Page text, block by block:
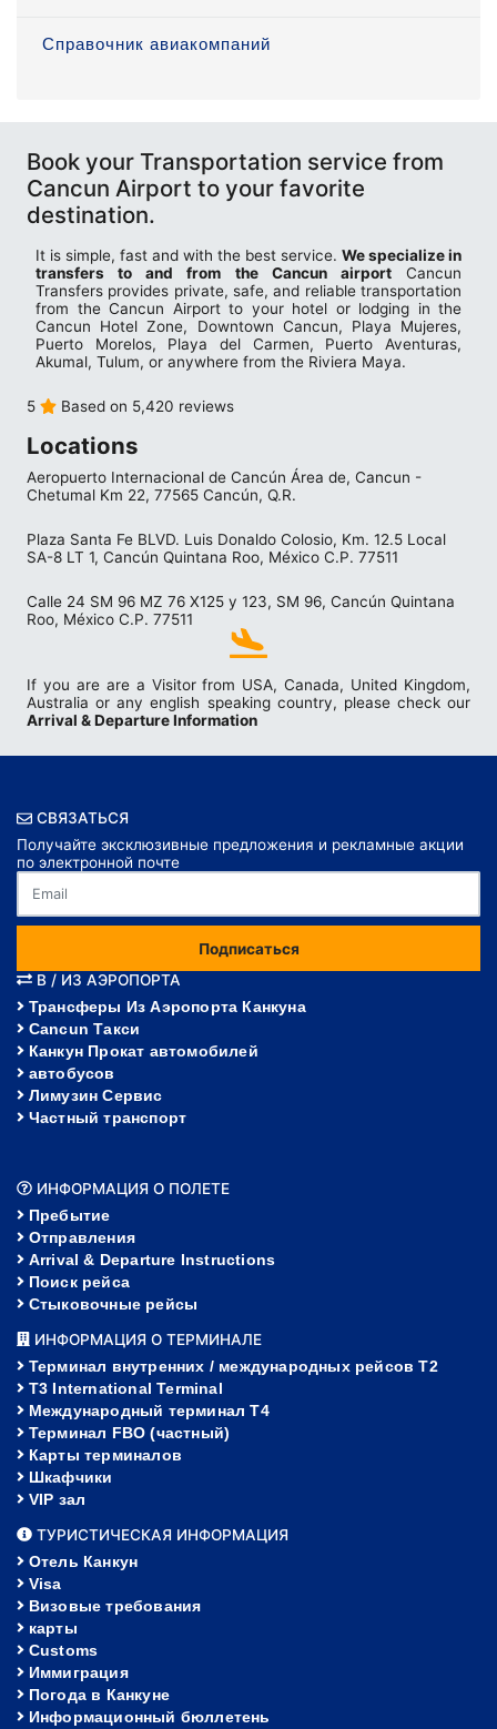
Справочник авиакомпаний
Book your Transportation service from
Cancun Airport to your favorite
destination.
It is simple, fast and with the best service. We specialize in
transfers to and from the Cancun airportCancun
Transfers provides private, safe, and reliable transportation
from the Cancun Airport to your hotel or lodging in the
Cancun Hotel Zone, Downtown Cancun, Playa Mujeres,
Puerto Morelos, Playa del Carmen, Puerto Aventuras,
Akumal, Tulum, or anywhere from the Riviera Maya.
5 Based on 5,420 reviews
Locations
Aeropuerto Internacional de Cancún Área de, Cancun -
Chetumal Km 22, 77565 Cancún, Q.R.
Plaza Santa Fe BLVD. Luis Donaldo Colosio, Km. 12.5 Local
SA-8 LT 1, Cancún Quintana Roo, México C.P. 77511
Calle 24 SM 96 MZ 76 X125 y 123, SM 96, Cancún Quintana
Roo, México C.P. 77511
If you are are a Visitor from USA, Canada, United Kingdom,
Australia or any english speaking country, please check our
Arrival & Departure Information
СВЯЗАТЬСЯ
Получайте эксклюзивные предложения и рекламные акции
по электронной почте
Подписаться
В / ИЗ АЭРОПОРТА
Трансферы Из Аэропорта Канкуна
Cancun Такси
Канкун Прокат автомобилей
автобусов
Лимузин Сервис
Частный транспорт
ИНФОРМАЦИЯ О ПОЛЕТЕ
Пребытие
Отправления
Arrival & Departure Instructions
Поиск рейса
Стыковочные рейсы
ИНФОРМАЦИЯ О ТЕРМИНАЛЕ
Терминал внутренних / международных рейсов T2
T3 International Terminal
Международный терминал Т4
Терминал FBO (частный)
Карты терминалов
Шкафчики
VIP зал
ТУРИСТИЧЕСКАЯ ИНФОРМАЦИЯ
Отель Канкун
Visa
Визовые требования
карты
Customs
Иммиграция
Погода в Канкуне
Информационный бюллетень